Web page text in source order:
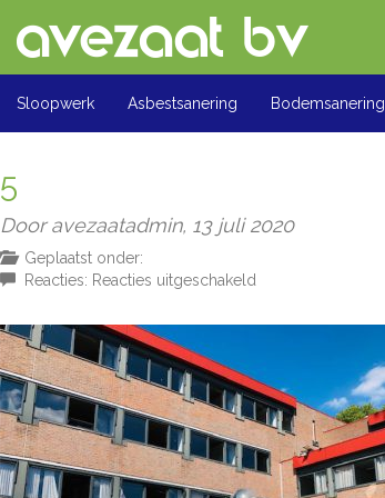
Sloopwerk Asbestsanering Bodemsanering
5
Door avezaatadmin, 13 juli 2020
Geplaatst onder:
Reacties: Reacties uitgeschakeld